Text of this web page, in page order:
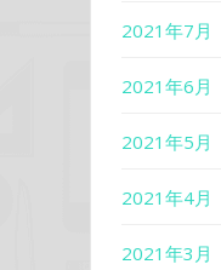
2021年7月
2021年6月
2021年5月
2021年4月
2021年3月